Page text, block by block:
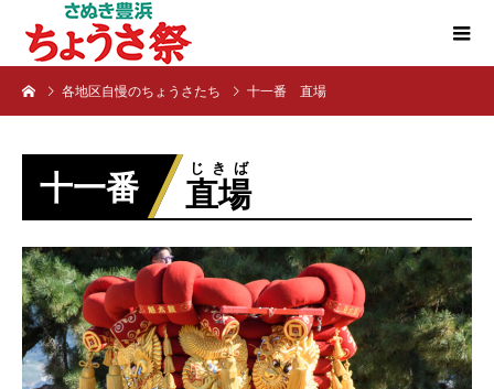
各地区自慢のちょうさたち 十一番 直場
十一番 直場
じきば